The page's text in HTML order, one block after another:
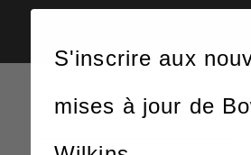
CE MODÈLE
S'inscrire aux
mises à jour de